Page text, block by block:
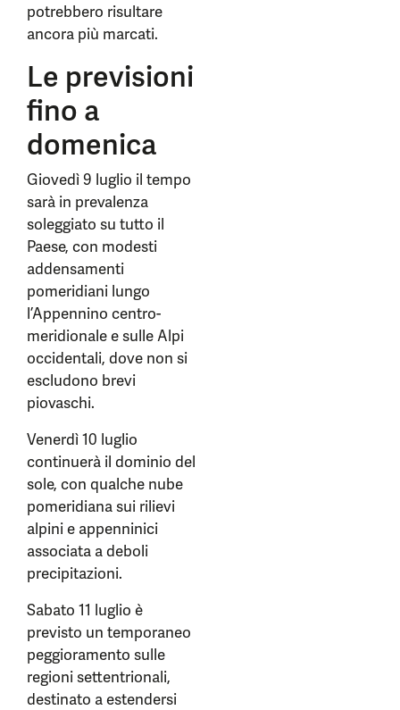
potrebbero risultare
ancora più marcati.
Le previsioni
fino a
domenica
Giovedì 9 luglio il tempo
sarà in prevalenza
soleggiato su tutto il
Paese, con modesti
addensamenti
pomeridiani lungo
l’Appennino centro-
meridionale e sulle Alpi
occidentali, dove non si
escludono brevi
piovaschi.
Venerdì 10 luglio
continuerà il dominio del
sole, con qualche nube
pomeridiana sui rilievi
alpini e appenninici
associata a deboli
precipitazioni.
Sabato 11 luglio è
previsto un temporaneo
peggioramento sulle
regioni settentrionali,
destinato a estendersi